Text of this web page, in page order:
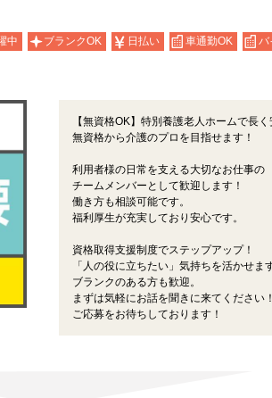
中 ブランクOK 日払い 車通勤OK
バ
【無資格OK】特別養護老人ホームで長く
無資格から介護のプロを目指せます！
利用者様の日常を支える大切なお仕事の
チームメンバーとして歓迎します！
働き方も相談可能です。
福利厚生が充実しており安心です。
資格取得支援制度でステップアップ！
「人の役に立ちたい」気持ちを活かせます
ブランクのある方も歓迎。
まずは気軽にお話を聞きに来てください！
ご応募をお待ちしております！